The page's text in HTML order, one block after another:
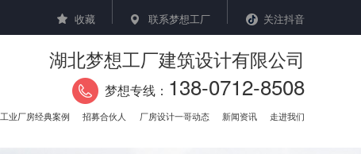
收藏 联系梦想工厂 关注抖音
湖北梦想工厂建筑设计有限公司
梦想专线： 138-0712-8508
工业厂房经典案例 招募合伙人 厂房设计一哥动态 新闻资讯 走进我们